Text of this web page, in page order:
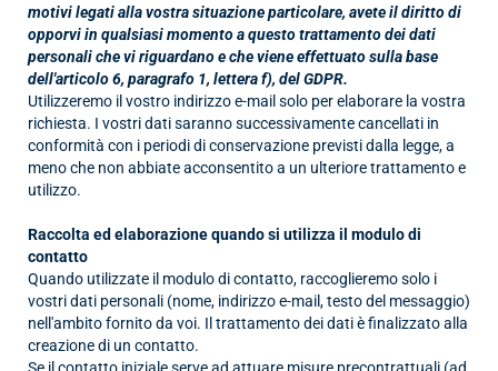
motivi legati alla vostra situazione particolare, avete il diritto di
opporvi in qualsiasi momento a questo trattamento dei dati
personali che vi riguardano e che viene effettuato sulla base
dell'articolo 6, paragrafo 1, lettera f), del GDPR.
Utilizzeremo il vostro indirizzo e-mail solo per elaborare la vostra
richiesta. I vostri dati saranno successivamente cancellati in
conformità con i periodi di conservazione previsti dalla legge, a
meno che non abbiate acconsentito a un ulteriore trattamento e
utilizzo.
Raccolta ed elaborazione quando si utilizza il modulo di
contatto
Quando utilizzate il modulo di contatto, raccoglieremo solo i
vostri dati personali (nome, indirizzo e-mail, testo del messaggio)
nell'ambito fornito da voi. Il trattamento dei dati è finalizzato alla
creazione di un contatto.
Se il contatto iniziale serve ad attuare misure precontrattuali (ad